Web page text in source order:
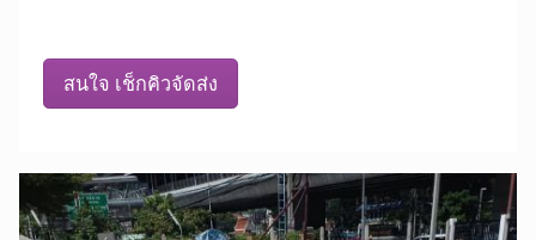
สนใจ เช็กคิวจัดส่ง